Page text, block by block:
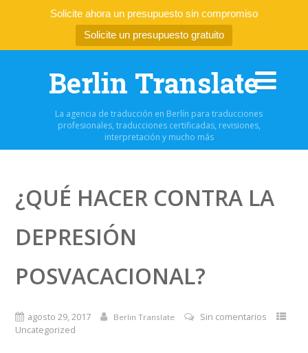
Solicite ahora un presupuesto sin compromiso
Solicite un presupuesto gratuito
Berlin Translate
La agencia de traducción en Berlín para traducciones
profesionales, traducciones certificadas, revisiones,
interpretación y mucho más
¿QUÉ HACER CONTRA LA
DEPRESIÓN
POSVACACIONAL?
agosto 29, 2017 Berlin Translate
Sin comentarios
Uncategorized